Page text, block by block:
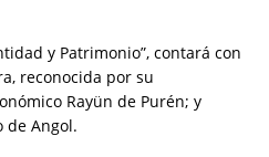
y Patrimonio”, contará con
reconocida por su
Rayün de Purén; y
de Angol.